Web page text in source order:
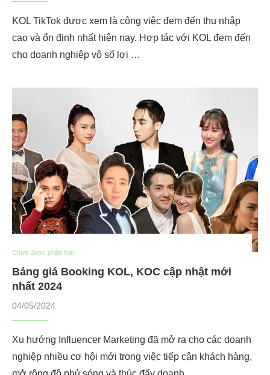
KOL TikTok được xem là công việc đem đến thu nhập
cao và ổn định nhất hiện nay. Hợp tác với KOL đem đến
cho doanh nghiệp vô số lợi …
Chưa được phân loại
Bảng giá Booking KOL, KOC cập nhật mới
nhất 2024
04/05/2024
Xu hướng Influencer Marketing đã mở ra cho các doanh
nghiệp nhiều cơ hội mới trong việc tiếp cận khách hàng,